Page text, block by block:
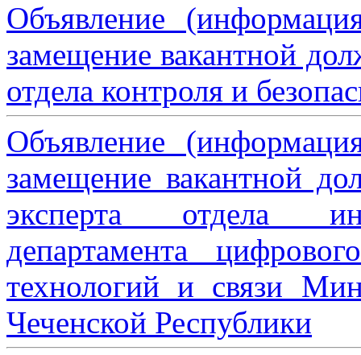
Объявление
замещение вакантной
отдела контроля и
Объявление
замещение вакантной
эксперта отдела
департамента
технологий и связи
Чеченской Республики